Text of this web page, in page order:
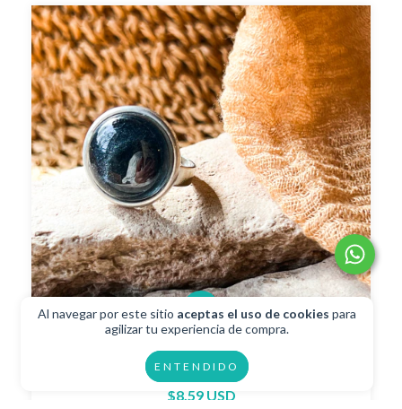
Al navegar por este sitio aceptas el uso de cookies para
agilizar tu experiencia de compra.
ENTENDIDO
Anillo Pop Negro
$8.59 USD